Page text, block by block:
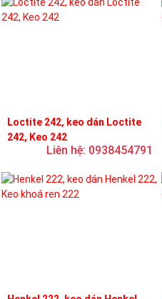
Loctite 242, keo dán Loctite
242, Keo 242
Liên hệ: 0938454791